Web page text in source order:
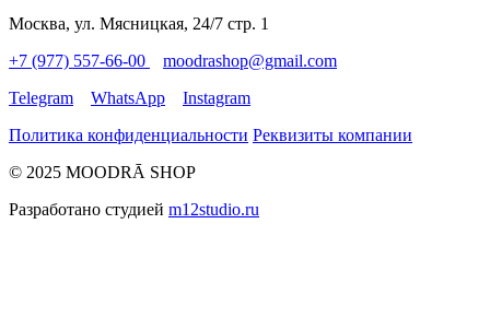
Москва, ул. Мясницкая, 24/7 стр. 1
+7 (977) 557-66-00
moodrashop@gmail.com
Telegram
WhatsApp
Instagram
Политика конфиденциальности Реквизиты компании
© 2025 MOODRĀ SHOP
Разработано студией m12studio.ru